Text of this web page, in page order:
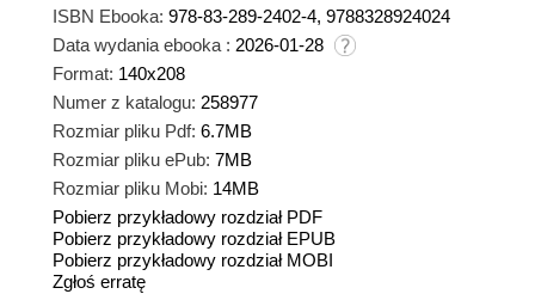
ISBN Ebooka: 978-83-289-2402-4, 9788328924024
Data wydania ebooka : 2026-01-28
Format: 140x208
Numer z katalogu: 258977
Rozmiar pliku Pdf: 6.7MB
Rozmiar pliku ePub: 7MB
Rozmiar pliku Mobi: 14MB
Pobierz przykładowy rozdział PDF
Pobierz przykładowy rozdział EPUB
Pobierz przykładowy rozdział MOBI
Zgłoś erratę